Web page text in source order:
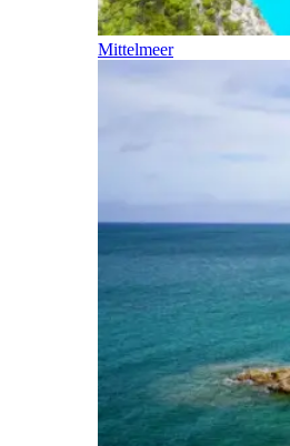
Mittelmeer